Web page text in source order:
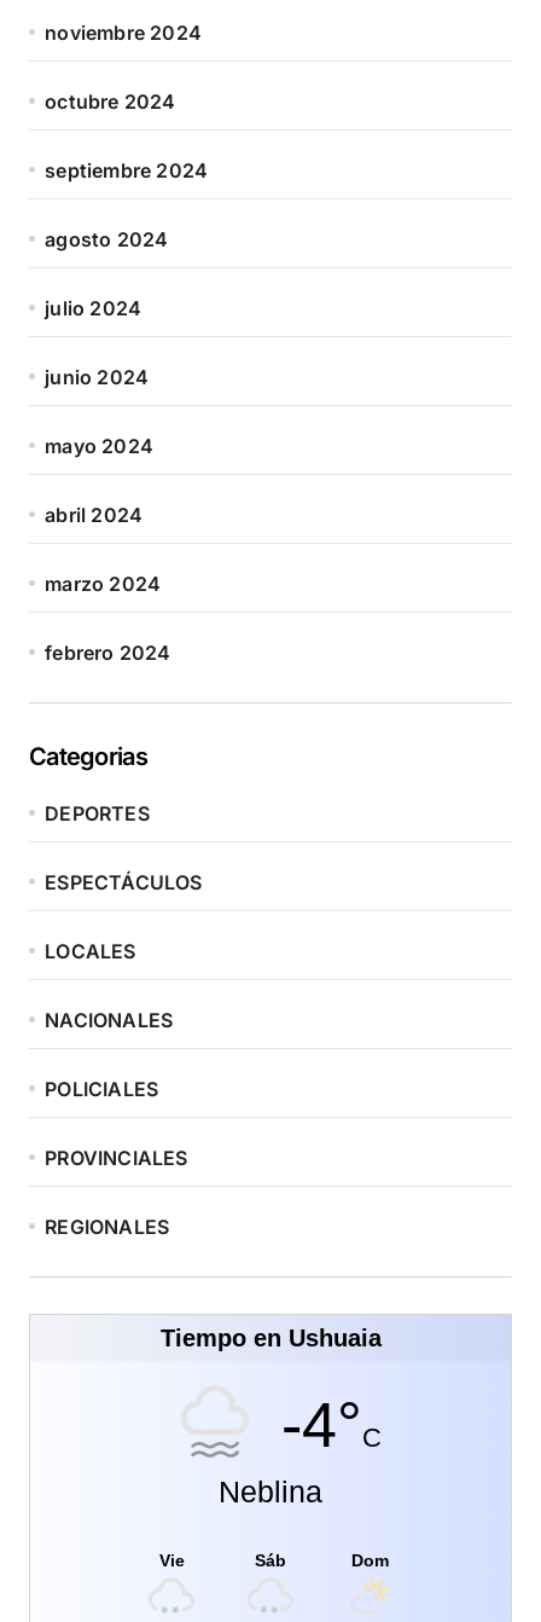
noviembre 2024
octubre 2024
septiembre 2024
agosto 2024
julio 2024
junio 2024
mayo 2024
abril 2024
marzo 2024
febrero 2024
Categorias
DEPORTES
ESPECTÁCULOS
LOCALES
NACIONALES
POLICIALES
PROVINCIALES
REGIONALES
Tiempo en Ushuaia
-4°C
Neblina
Vie Sáb Dom